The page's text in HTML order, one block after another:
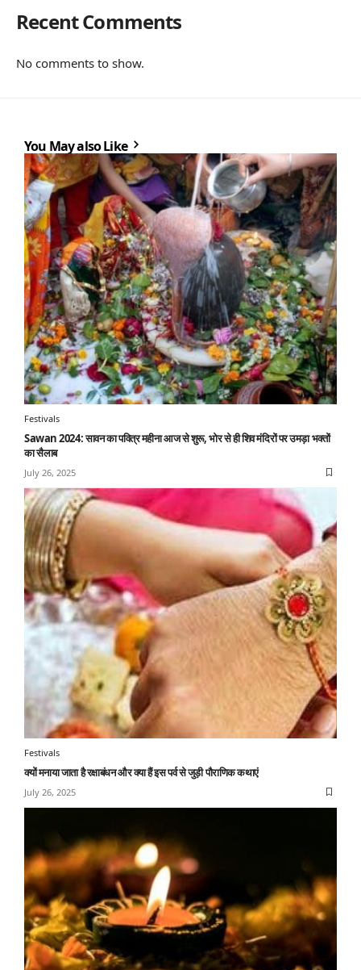
Recent Comments
No comments to show.
You May also Like
Festivals
Sawan 2024: सावन का पवित्र महीना आज से शुरू, भोर से ही शिव मंदिरों पर उमड़ा भक्तों
का सैलाब
July 26, 2025
Festivals
क्यों मनाया जाता है रक्षाबंधन और क्या हैं इस पर्व से जुड़ी पौराणिक कथाएं
July 26, 2025